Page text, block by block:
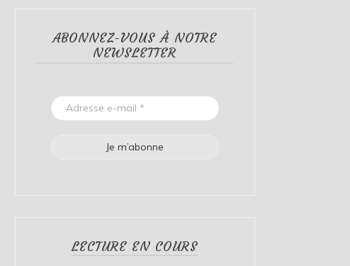
ABONNEZ-VOUS À NOTRE
NEWSLETTER
LECTURE EN COURS